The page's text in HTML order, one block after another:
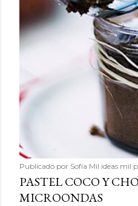
Publicado por Sofía Mil ideas mil
PASTEL COCO Y
MICROONDAS